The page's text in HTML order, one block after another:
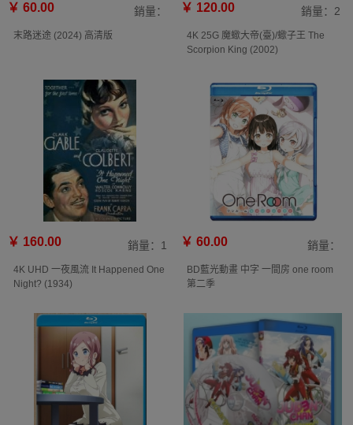
￥ 60.00 銷量：
末路迷途‎ (2024) 高清版
￥ 120.00 銷量：2
4K 25G 魔蠍大帝(臺)/蠍子王 The
Scorpion King (2002)
￥ 160.00 銷量：1
4K UHD 一夜風流 It Happened One
Night? (1934)
￥ 60.00 銷量：
BD藍光動畫 中字 一間房 one room
第二季